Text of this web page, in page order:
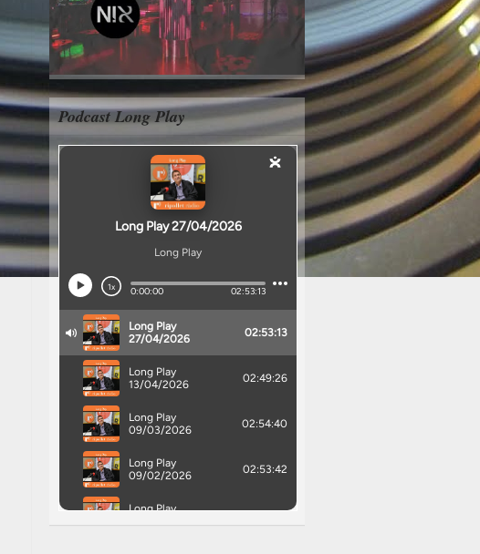
Podcast Long Play